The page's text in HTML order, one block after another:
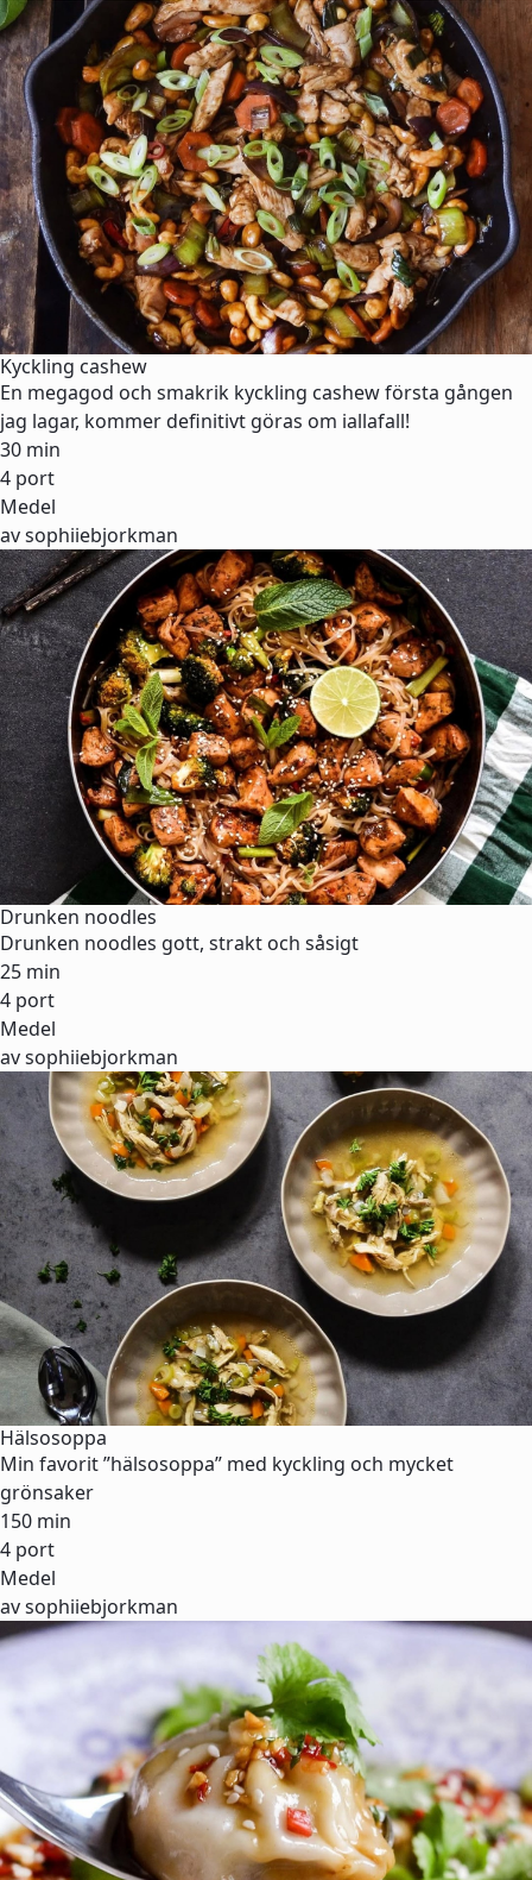
Kyckling cashew
En megagod och smakrik kyckling cashew första gången
jag lagar, kommer definitivt göras om iallafall!
30 min
4 port
Medel
av sophiiebjorkman
Drunken noodles
Drunken noodles gott, strakt och såsigt
25 min
4 port
Medel
av sophiiebjorkman
Hälsosoppa
Min favorit ”hälsosoppa” med kyckling och mycket
grönsaker
150 min
4 port
Medel
av sophiiebjorkman